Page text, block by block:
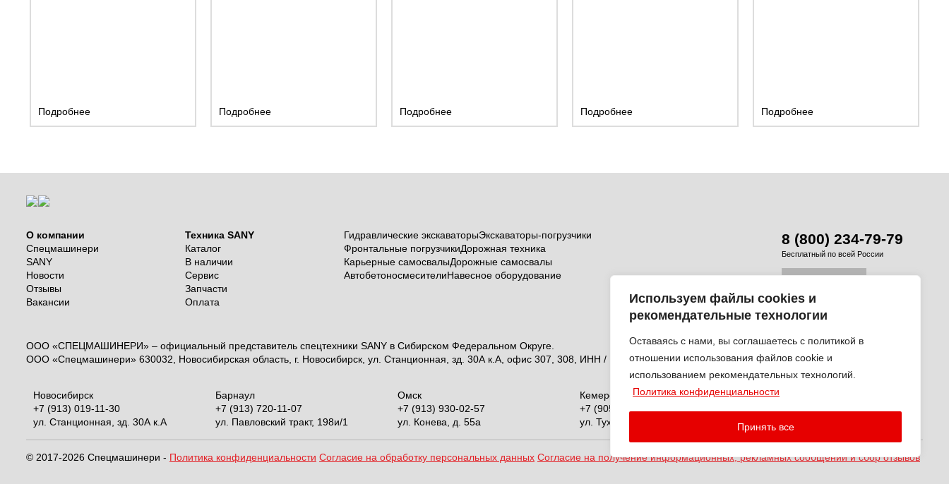
Используем файлы cookies и
рекомендательные технологии
Оставаясь с нами, вы соглашаетесь с политикой в
отношении использования файлов cookie и
использованием рекомендательных технологий.
Политика конфиденциальности
Принять все
Подробнее Подробнее Подробнее Подробнее Подробнее
О компании
Спецмашинери
SANY
Новости
Отзывы
Вакансии
Техника SANY
Каталог
В наличии
Сервис
Запчасти
Оплата
Гидравлические экскаваторыЭкскаваторы-погрузчики
Фронтальные погрузчикиДорожная техника
Карьерные самосвалыДорожные самосвалы
АвтобетоносмесителиНавесное оборудование
8 (800) 234-79-79
Бесплатный по всей России
Контактная информация
ООО «СПЕЦМАШИНЕРИ» – официальный представитель спецтехники SANY в Сибирском Федеральном Округе.
ООО «Спецмашинери» 630032, Новосибирская область, г. Новосибирск, ул. Станционная, зд. 30А к.А, офис 307, 308, ИНН / КПП 5404310776 / 5404310776, ОГРН 1225400018590
Новосибирск
+7 (913) 019-11-30
ул. Станционная, зд. 30А к.А
Барнаул
+7 (913) 720-11-07
ул. Павловский тракт, 198и/1
Омск
+7 (913) 930-02-57
ул. Конева, д. 55а
Кемерово
+7 (905) 933-61-42
ул. Тухачевского, 53 Б
© 2017-2026 Спецмашинери - Политика конфиденциальности Согласие на обработку персональных данных Согласие на получение информационных, рекламных сообщений и сбор отзывов